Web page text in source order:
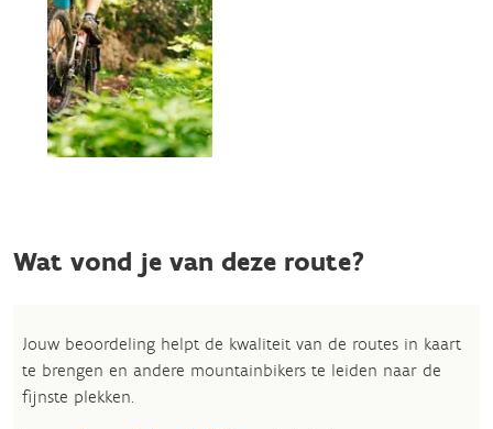
Wat vond je van deze route?
Jouw beoordeling helpt de kwaliteit van de routes in kaart
te brengen en andere mountainbikers te leiden naar de
fijnste plekken.